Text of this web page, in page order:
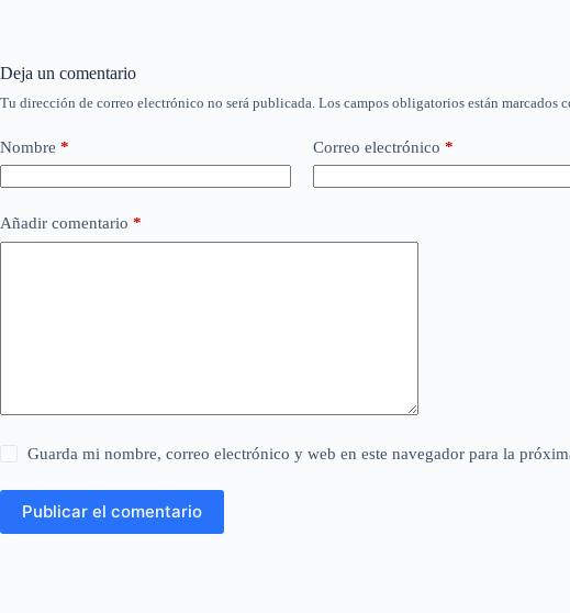
Deja un comentario
Tu dirección de correo electrónico no será publicada. Los campos obligatorios están marcados
Nombre * Correo electrónico *
Añadir comentario *
Guarda mi nombre, correo electrónico y web en este navegador para la
Publicar el comentario